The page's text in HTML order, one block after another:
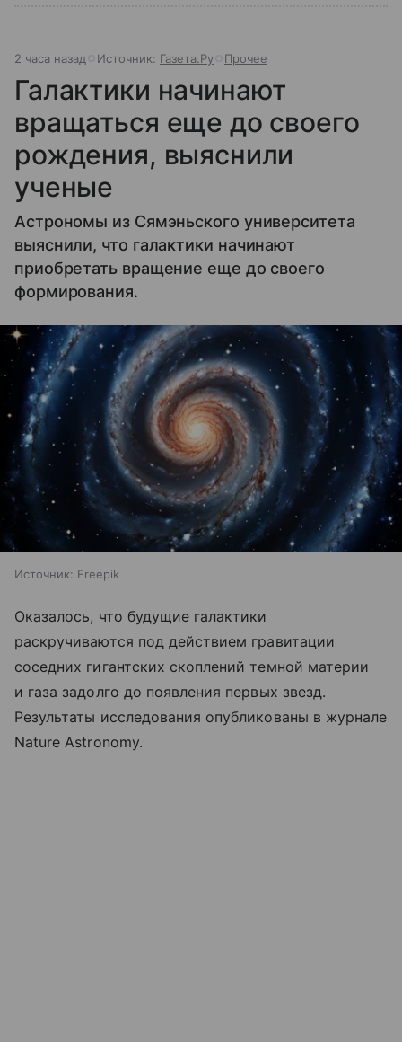
2 часа назад Источник: Газета.Ру Прочее
Галактики начинают
вращаться еще до своего
рождения, выяснили
ученые
Астрономы из Сямэньского университета
выяснили, что галактики начинают
приобретать вращение еще до своего
формирования.
Источник: Freepik
Оказалось, что будущие галактики
раскручиваются под действием гравитации
соседних гигантских скоплений темной материи
и газа задолго до появления первых звезд.
Результаты исследования опубликованы в журнале
Nature Astronomy.